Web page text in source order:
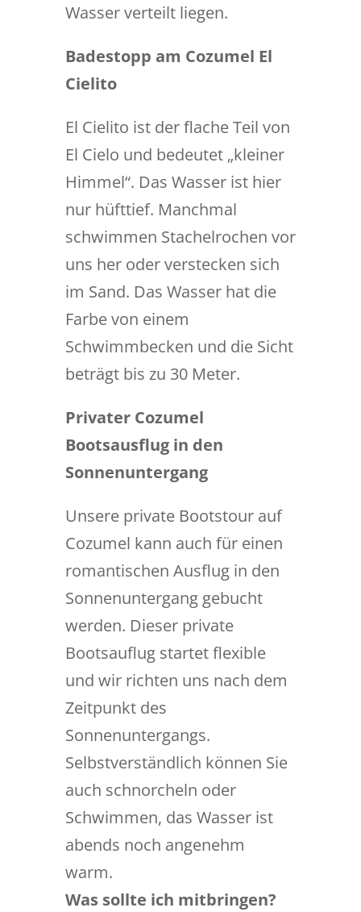
Wasser verteilt liegen.
Badestopp am Cozumel El
Cielito
El Cielito ist der flache Teil von
El Cielo und bedeutet „kleiner
Himmel“. Das Wasser ist hier
nur hüfttief. Manchmal
schwimmen Stachelrochen vor
uns her oder verstecken sich
im Sand. Das Wasser hat die
Farbe von einem
Schwimmbecken und die Sicht
beträgt bis zu 30 Meter.
Privater Cozumel
Bootsausflug in den
Sonnenuntergang
Unsere private Bootstour auf
Cozumel kann auch für einen
romantischen Ausflug in den
Sonnenuntergang gebucht
werden. Dieser private
Bootsauflug startet flexible
und wir richten uns nach dem
Zeitpunkt des
Sonnenuntergangs.
Selbstverständlich können Sie
auch schnorcheln oder
Schwimmen, das Wasser ist
abends noch angenehm
warm.
Was sollte ich mitbringen?